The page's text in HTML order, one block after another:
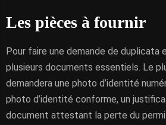
Les pièces à fournir
Pour faire une demande de duplicata
plusieurs documents essentiels. Le
demandera une photo d’identité
photo d’identité conforme, un
document attestant la perte du